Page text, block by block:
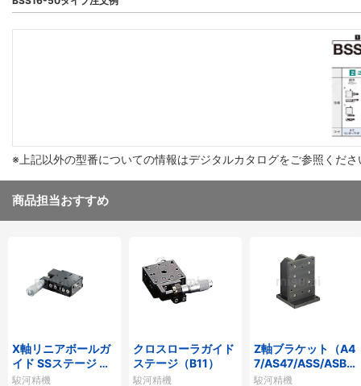
※上記以外の型番についての情報はデジタルカタログをご参照くださ
商品担当おすすめ
X軸リニアボールガ
イド SSステージ 低
温黒色クロムメッキ
駿河精機
クロスローラガイド
ステージ（B11）
駿河精機
Z軸ブラケット（A4
7/AS47/ASS/ASB/A
ZT）
駿河精機